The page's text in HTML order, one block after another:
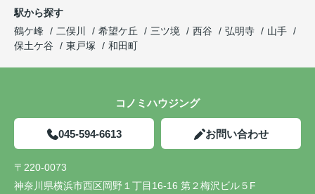
駅から探す
鶴ケ峰
二俣川 希望ケ丘 三ツ境 西谷 弘明寺
山手
保土ケ谷
東戸塚 和田町
コノミハウジング
045-594-6613 お問い合わせ
〒220-0073
神奈川県横浜市西区岡野１丁目16-16 第２梅沢ビル５F